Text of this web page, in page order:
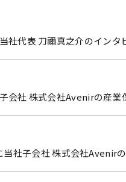
社代表 刀禰真之介のインタ
会社 株式会社Avenirの産
当社子会社 株式会社Avenir